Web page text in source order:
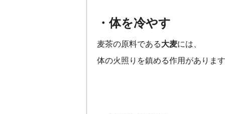
・体を冷やす
麦茶の原料である大麦には、
体の火照りを鎮める作用があります